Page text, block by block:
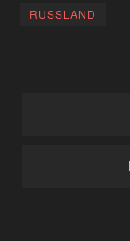
RUSSLAND